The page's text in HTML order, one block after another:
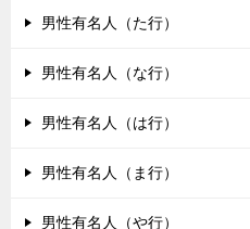
男性有名人（た行）
男性有名人（な行）
男性有名人（は行）
男性有名人（ま行）
男性有名人（や行）